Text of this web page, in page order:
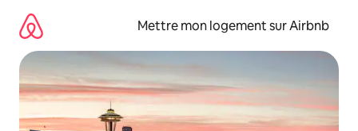
directement
contenu
Mettre mon logement sur Airbnb